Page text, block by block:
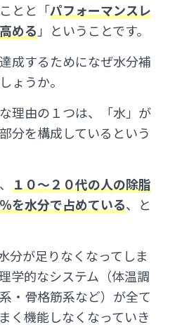
とと「パフォーマンスレ
める 」ということです。
成するためになぜ水分補
ょうか。
理由の１つは、「水」が
分を構成しているという
１０〜２０代の人の除脂
を水分で占めている、と
分が足りなくなってしま
学的なシステム（体温調
・骨格筋系など）が全て
く機能しなくなっていき